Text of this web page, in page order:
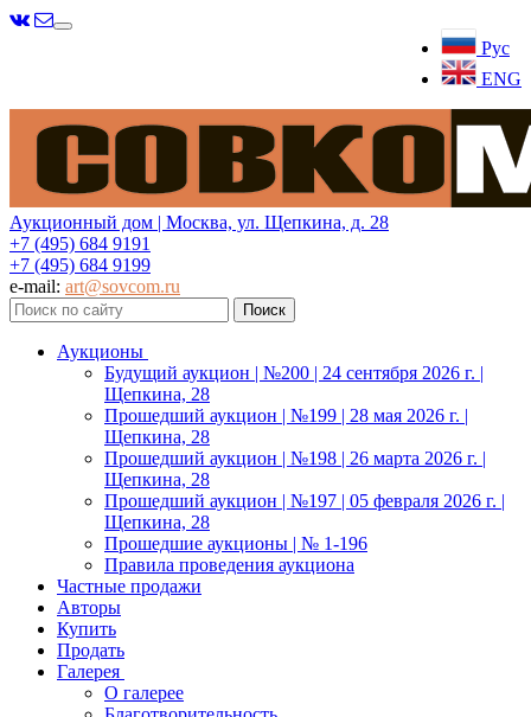
Рус
ENG
Меню
Аукционный дом | Москва, ул. Щепкина, д. 28
+7 (495) 684 9191
+7 (495) 684 9199
e-mail: art@sovcom.ru
Аукционы
Будущий аукцион | №200 | 24 сентября 2026 г. |
Щепкина, 28
Прошедший аукцион | №199 | 28 мая 2026 г. |
Щепкина, 28
Прошедший аукцион | №198 | 26 марта 2026 г. |
Щепкина, 28
Прошедший аукцион | №197 | 05 февраля 2026 г. |
Щепкина, 28
Прошедшие аукционы | № 1-196
Правила проведения аукциона
Частные продажи
Авторы
Купить
Продать
Галерея
О галерее